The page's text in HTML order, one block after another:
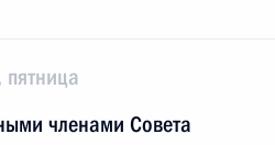
членами Совета